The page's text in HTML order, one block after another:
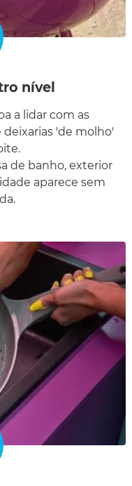
nível
a lidar com as
'de molho'
de banho, exterior
aparece sem